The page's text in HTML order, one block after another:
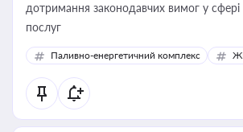
дотримання законодавчих вимог у
послуг
Паливно-енергетичний комплекс